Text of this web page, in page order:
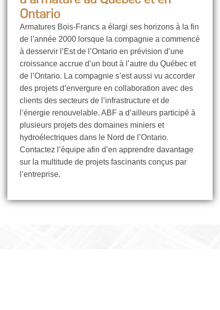
Ontario
Armatures Bois-Francs a élargi ses horizons à la fin
de l’année 2000 lorsque la compagnie a commencé
à desservir l’Est de l’Ontario en prévision d’une
croissance accrue d’un bout à l’autre du Québec et
de l’Ontario. La compagnie s’est aussi vu accorder
des projets d’envergure en collaboration avec des
clients des secteurs de l’infrastructure et de
l’énergie renouvelable. ABF a d’ailleurs participé à
plusieurs projets des domaines miniers et
hydroélectriques dans le Nord de l’Ontario.
Contactez l’équipe afin d’en apprendre davantage
sur la multitude de projets fascinants conçus par
l’entreprise.